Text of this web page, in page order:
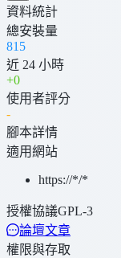
資料統計
總安裝量
815
近 24 小時
+0
使用者評分
-
腳本詳情
適用網站
https://*/*
授權協議GPL-3
論壇文章
權限與存取